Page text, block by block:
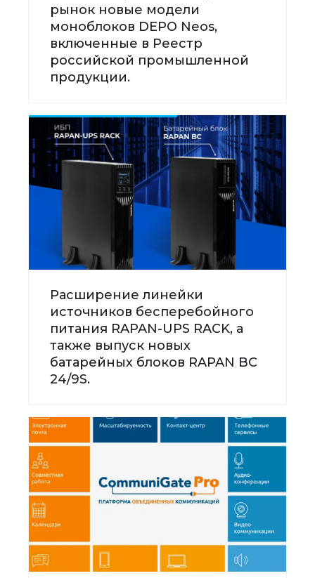
рынок новые модели
моноблоков DEPO Neos,
включенные в Реестр
российской промышленной
продукции.
Расширение линейки
источников бесперебойного
питания RAPAN-UPS RACK, а
также выпуск новых
батарейных блоков RAPAN BC
24/9S.